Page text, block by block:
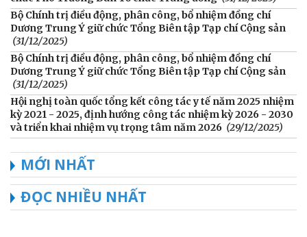
Bộ Chính trị điều động, phân công, bổ nhiệm đồng chí
Dương Trung Ý giữ chức Tổng Biên tập Tạp chí Cộng sản
(31/12/2025)
Bộ Chính trị điều động, phân công, bổ nhiệm đồng chí
Dương Trung Ý giữ chức Tổng Biên tập Tạp chí Cộng sản
(31/12/2025)
Hội nghị toàn quốc tổng kết công tác y tế năm 2025 nhiệm
kỳ 2021 - 2025, định hướng công tác nhiệm kỳ 2026 - 2030
và triển khai nhiệm vụ trọng tâm năm 2026 (29/12/2025)
MỚI NHẤT
ĐỌC NHIỀU NHẤT